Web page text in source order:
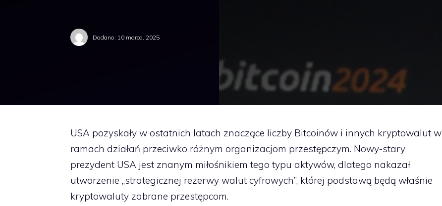
Dodano: 10 marca, 2025
USA pozyskały w ostatnich latach znaczące liczby Bitcoinów i innych kryptowalut w
ramach działań przeciwko różnym organizacjom przestępczym. Nowy-stary
prezydent USA jest znanym miłośnikiem tego typu aktywów, dlatego nakazał
utworzenie „strategicznej rezerwy walut cyfrowych”, której podstawą będą właśnie
kryptowaluty zabrane przestępcom.